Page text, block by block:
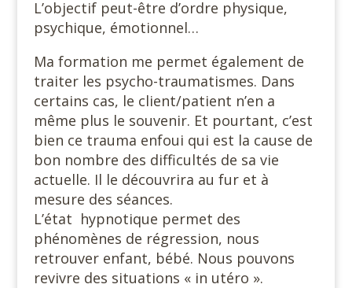
L’objectif peut-être d’ordre physique,
psychique, émotionnel…
Ma formation me permet également de
traiter les psycho-traumatismes. Dans
certains cas, le client/patient n’en a
même plus le souvenir. Et pourtant, c’est
bien ce trauma enfoui qui est la cause de
bon nombre des difficultés de sa vie
actuelle. Il le découvrira au fur et à
mesure des séances.
L’état hypnotique permet des
phénomènes de régression, nous
retrouver enfant, bébé. Nous pouvons
revivre des situations « in utéro ».